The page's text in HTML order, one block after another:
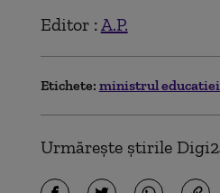
Editor : A.P.
Etichete: ministrul educatiei
Urmărește știrile